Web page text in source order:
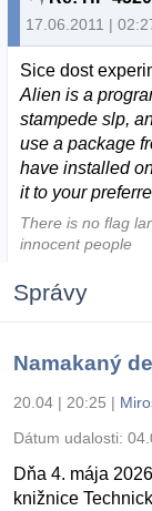
17.06.2011 |
Sice dost
Alien is a
stampede slp,
use a package
have installed
it to your
There is no flag
innocent people
Správy
Namakaný
20.04 | 20:25 |
Dátum udalosti:
Dňa 4. mája
knižnice